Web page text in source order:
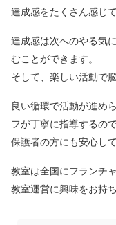
達成感をたくさん感じ
達成感は次へのやる気
むことができます。
そして、楽しい活動で
良い循環で活動が進め
フが丁寧に指導するので
保護者の方にも安心し
教室は全国にフランチ
教室運営に興味をお持